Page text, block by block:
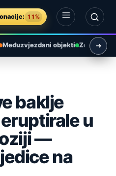
11%
Međuzvjezdani objekti Zemlja i
baklje
u
—
na